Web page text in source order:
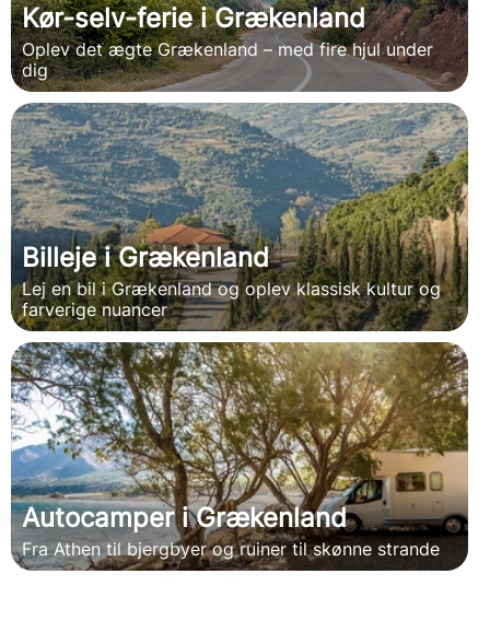
Kør-selv-ferie i Grækenland
Oplev det ægte Grækenland – med fire hjul under
dig
Billeje i Grækenland
Lej en bil i Grækenland og oplev klassisk kultur og
farverige nuancer
Autocamper i Grækenland
Fra Athen til bjergbyer og ruiner til skønne strande